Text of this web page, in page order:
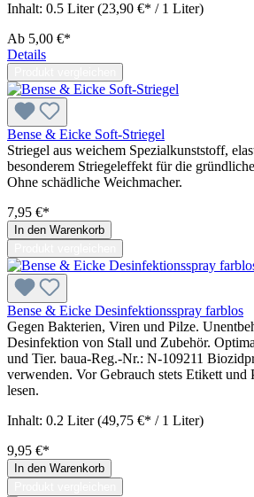
Inhalt: 0.5 Liter(23,90 €* / 1 Liter)
Ab 5,00 €*
Details
Bense & Eicke Soft-Striegel
Striegel aus weichem Spezialkunststoff,
besonderem Striegeleffekt für die
Ohne schädliche Weichmacher.
7,95 €*
In den Warenkorb
Bense & Eicke Desinfektionsspray farblos
Gegen Bakterien, Viren und Pilze.
Desinfektion von Stall und Zubehör.
und Tier. baua-Reg.-Nr.: N-109211
verwenden. Vor Gebrauch stets Etikett und
lesen.
Inhalt: 0.2 Liter(49,75 €* / 1 Liter)
9,95 €*
In den Warenkorb